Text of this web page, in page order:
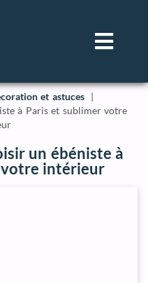
et astuces
à Paris et sublimer votre
un ébéniste à
intérieur